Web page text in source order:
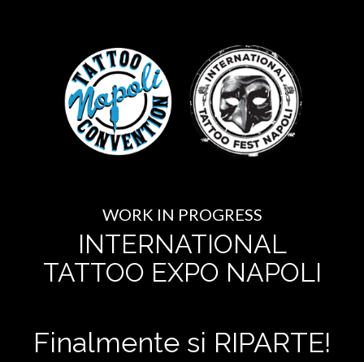
WORK IN PROGRESS
INTERNATIONAL
TATTOO EXPO NAPOLI
Finalmente si RIPARTE!